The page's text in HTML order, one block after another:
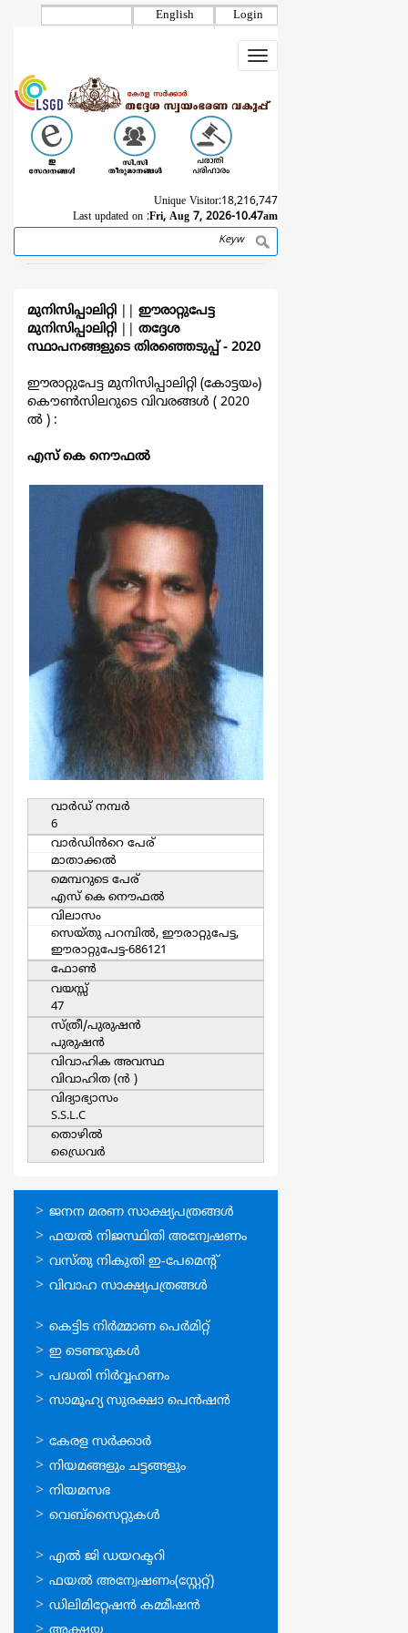
Login
English
Toggle
navigation
Unique Visitor:18,216,747
Last updated on :Fri, Aug 7, 2026-10.47am
Search
മുനിസിപ്പാലിറ്റി
ഈരാറ്റുപേട്ട
മുനിസിപ്പാലിറ്റി
തദ്ദേശ
സ്ഥാപനങ്ങളുടെ തിരഞ്ഞെടുപ്പ്‌ - 2020
ഈരാറ്റുപേട്ട മുനിസിപ്പാലിറ്റി (കോട്ടയം)
കൌൺസിലറുടെ വിവരങ്ങള്‍ ( 2020
ല്‍ ) :
എസ് കെ നൌഫല്‍
വാര്‍ഡ്‌ നമ്പര്‍
6
വാര്‍ഡിൻറെ പേര്
മാതാക്കല്‍
മെമ്പറുടെ പേര്
എസ് കെ നൌഫല്‍
വിലാസം
സെയ്തു പറമ്പില്‍, ഈരാറ്റുപേട്ട,
ഈരാറ്റുപേട്ട-686121
ഫോൺ
വയസ്സ്
47
സ്ത്രീ/പുരുഷന്‍
പുരുഷന്‍
വിവാഹിക അവസ്ഥ
വിവാഹിത (ന്‍ )
വിദ്യാഭ്യാസം
S.S.L.C
തൊഴില്‍
ഡ്രൈവര്‍
ഓണ്‍ലൈന്‍
സേവനങ്ങള്‍
ജനന മരണ സാക്ഷ്യപത്രങ്ങള്‍
ഫയല്‍ നിജസ്ഥിതി അന്വേഷണം
വസ്തു നികുതി ഇ-പേമെന്റ്
വിവാഹ സാക്ഷ്യപത്രങ്ങള്‍
ഓണ്‍ലൈന്‍
സേവനങ്ങള്‍
കെട്ടിട നിര്‍മ്മാണ പെര്‍മിറ്റ്‌
ഇ ടെണ്ടറുകള്‍
പദ്ധതി നിര്‍വ്വഹണം
സാമൂഹ്യ സുരക്ഷാ പെന്‍ഷന്‍
ഉപയോഗപ്രദമായ
കണ്ണികള്‍
കേരള സര്‍ക്കാര്‍
നിയമങ്ങളും ചട്ടങ്ങളും
നിയമസഭ
വെബ്സൈറ്റുകള്‍
ഉപയോഗപ്രദമായ
കണ്ണികള്‍
എല്‍ ജി ഡയറക്ടറി
ഫയല്‍ അന്വേഷണം(സ്റ്റേറ്റ്)
ഡിലിമിറ്റേഷന്‍ കമ്മീഷന്‍